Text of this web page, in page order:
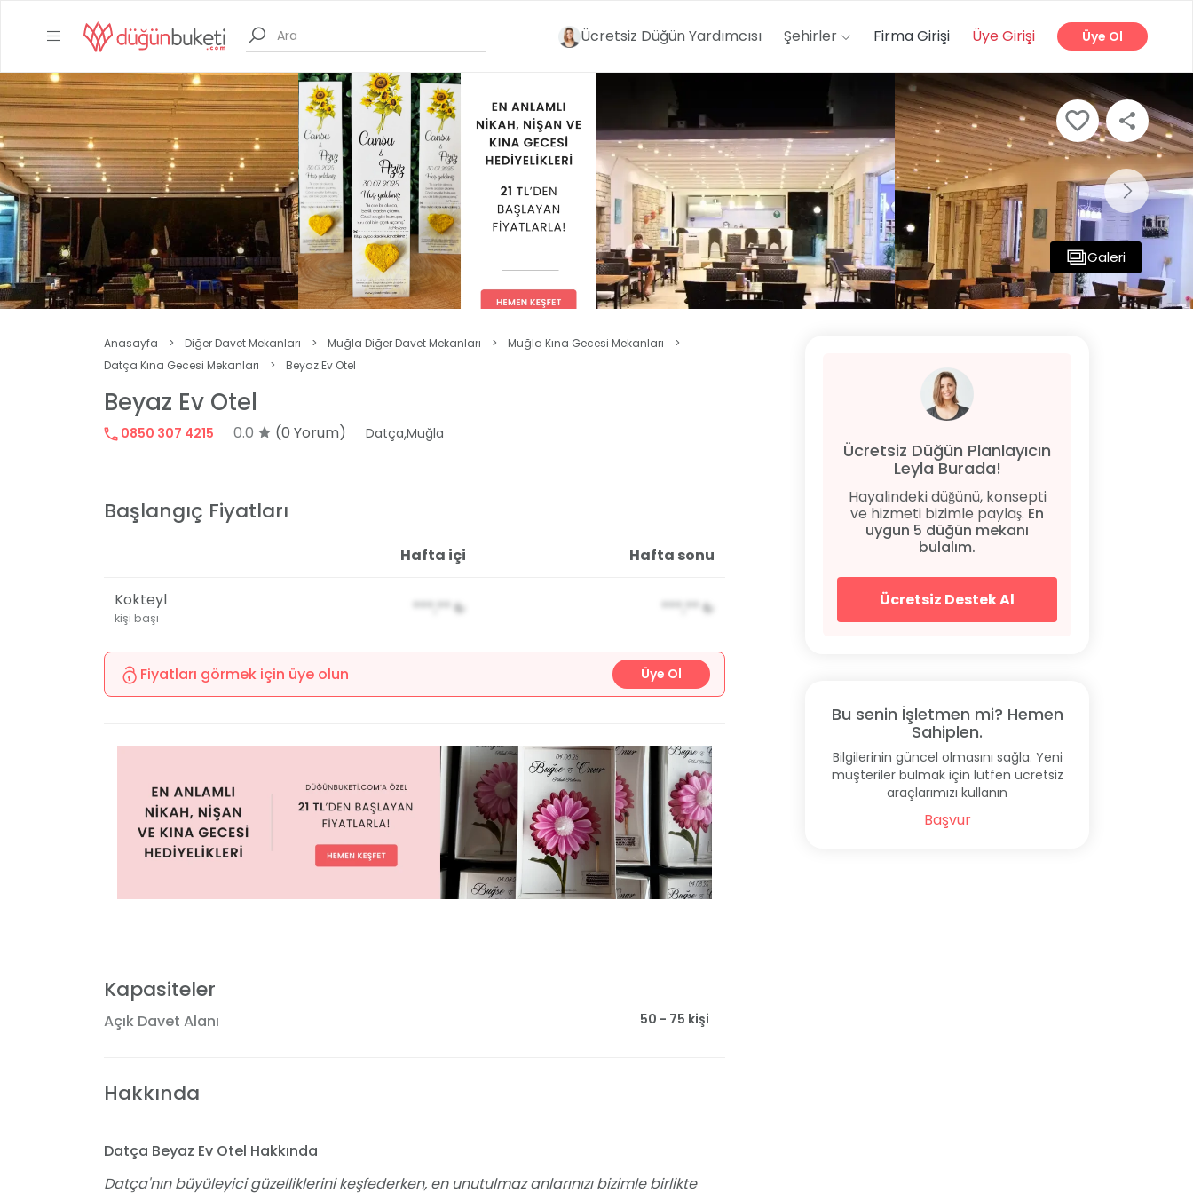
Ücretsiz Düğün Yardımcısı Şehirler Firma Girişi Üye Girişi Üye Ol
Galeri
Anasayfa > Diğer Davet Mekanları > Muğla Diğer Davet Mekanları > Muğla Kına Gecesi Mekanları
>
Datça Kına Gecesi Mekanları
> Beyaz Ev Otel
Beyaz Ev Otel
0850 307 4215 0.0 (0 Yorum) Datça,Muğla
Başlangıç Fiyatları
Hafta içi Hafta sonu
Kokteyl
kişi başı
***,** ₺ ***,** ₺
Fiyatları görmek için üye olun Üye Ol
Kapasiteler
Açık Davet Alanı 50 - 75 kişi
Hakkında
Datça Beyaz Ev Otel Hakkında
Datça'nın büyüleyici güzelliklerini keşfederken, en unutulmaz anlarınızı bizimle birlikte
Ücretsiz Düğün Planlayıcın
Leyla Burada!
Hayalindeki düğünü, konsepti
ve hizmeti bizimle paylaş. En
uygun 5 düğün mekanı
bulalım.
Ücretsiz Destek Al
Bu senin İşletmen mi? Hemen
Sahiplen.
Bilgilerinin güncel olmasını sağla. Yeni
müşteriler bulmak için lütfen ücretsiz
araçlarımızı kullanın
Başvur